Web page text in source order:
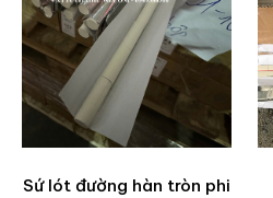
Sứ lót đường hàn tròn phi